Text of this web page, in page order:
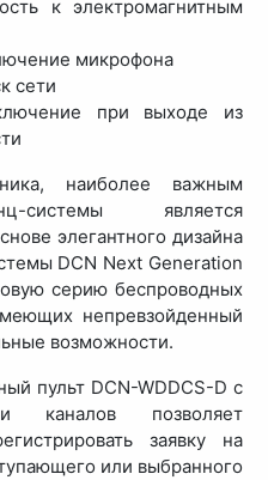
к электромагнитным
микрофона
сети
при выходе из
наиболее важным
системы является
элегантного дизайна
DCN Next Generation
серию беспроводных
непревзойденный
возможности.
пульт DCN-WDDCS-D с
каналов позволяет
заявку на
или выбранного